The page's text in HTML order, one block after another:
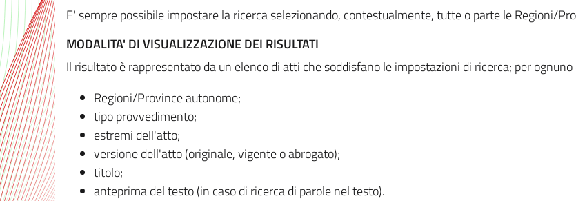
E' sempre possibile impostare la ricerca selezionando, contestualmente, tutte o parte le Regioni/
MODALITA' DI VISUALIZZAZIONE DEI RISULTATI
Il risultato è rappresentato da un elenco di atti che soddisfano le impostazioni di ricerca; per
Regioni/Province autonome;
tipo provvedimento;
estremi dell'atto;
versione dell'atto (originale, vigente o abrogato);
titolo;
anteprima del testo (in caso di ricerca di parole nel testo).